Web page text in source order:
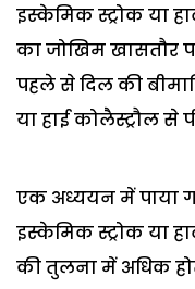
इस्केमिक स्ट्रोक या
का जोखिम खासतौर
पहले से दिल की
या हाई कोलैस्ट्रौल से
एक अध्ययन में पाया
इस्केमिक स्ट्रोक या
की तुलना में अधिक